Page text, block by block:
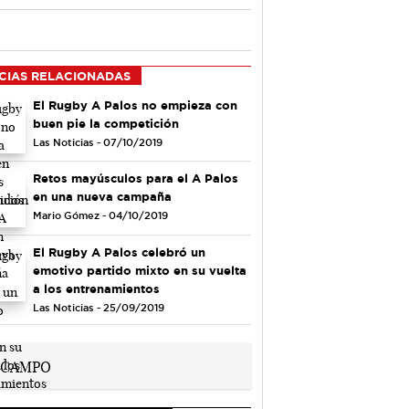
RELACIONADAS
El Rugby A Palos no empieza con
buen pie la competición
Las Noticias - 07/10/2019
Retos mayúsculos para el A Palos
en una nueva campaña
Mario Gómez - 04/10/2019
El Rugby A Palos celebró un
emotivo partido mixto en su vuelta
a los entrenamientos
Las Noticias - 25/09/2019